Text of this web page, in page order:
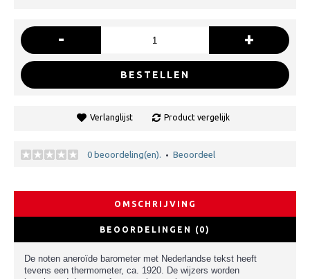
- +
BESTELLEN
Verlanglijst Product vergelijk
0 beoordeling(en). • Beoordeel
OMSCHRIJVING
BEOORDELINGEN (0)
De noten aneroïde barometer met Nederlandse tekst heeft
tevens een thermometer, ca. 1920. De wijzers worden